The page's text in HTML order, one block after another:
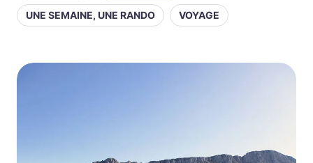
UNE SEMAINE, UNE RANDO VOYAGE